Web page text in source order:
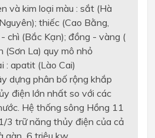
và kim loại màu : sắt (Hà
thiếc (Cao Bằng,
chì (Bắc Kạn); đồng - vàng (
(Sơn La) quy mô nhỏ
apatit (Lào Cai)
phân bố rộng khắp
điện lớn nhất so với các
Hệ thống sông Hồng 11
3 trữ năng thủy điện của cả